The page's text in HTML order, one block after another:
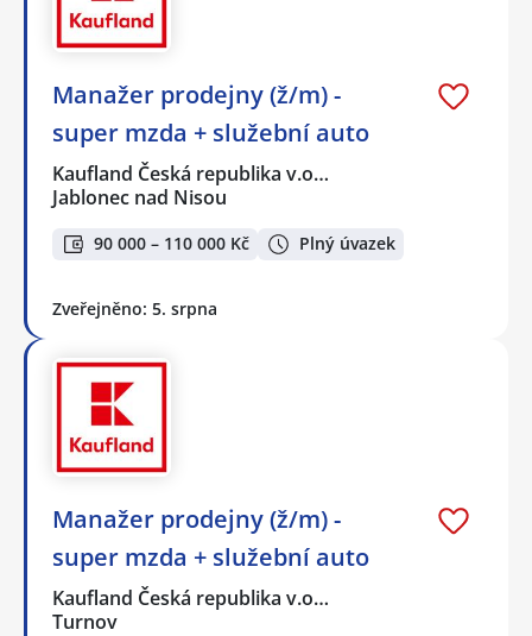
Manažer prodejny (ž/m) -
super mzda + služební auto
Kaufland Česká republika v.o…
Jablonec nad Nisou
90 000 – 110 000 Kč Plný úvazek
Zveřejněno: 5. srpna
Manažer prodejny (ž/m) -
super mzda + služební auto
Kaufland Česká republika v.o…
Turnov